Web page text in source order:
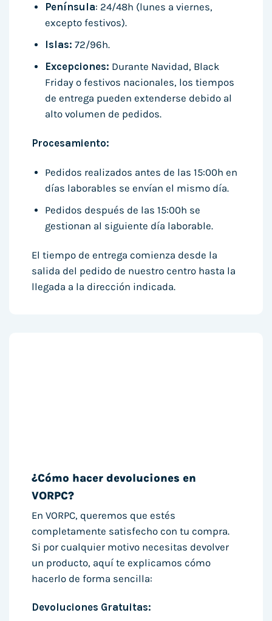
Península: 24/48h (lunes a viernes,
excepto festivos).
Islas: 72/96h.
Excepciones: Durante Navidad, Black
Friday o festivos nacionales, los tiempos
de entrega pueden extenderse debido al
alto volumen de pedidos.
Procesamiento:
Pedidos realizados antes de las 15:00h en
días laborables se envían el mismo día.
Pedidos después de las 15:00h se
gestionan al siguiente día laborable.
El tiempo de entrega comienza desde la
salida del pedido de nuestro centro hasta la
llegada a la dirección indicada.
¿Cómo hacer devoluciones en
VORPC?
En VORPC, queremos que estés
completamente satisfecho con tu compra.
Si por cualquier motivo necesitas devolver
un producto, aquí te explicamos cómo
hacerlo de forma sencilla:
Devoluciones Gratuitas: